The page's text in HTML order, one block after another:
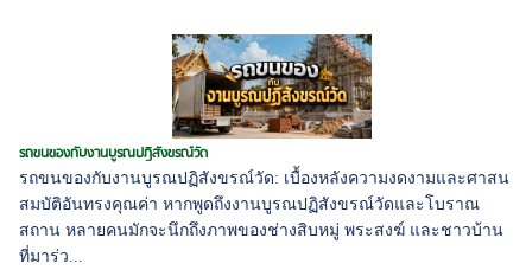
รถขนของกับงานบูรณปฏิสังขรณ์วัด
รถขนของกับงานบูรณปฏิสังขรณ์วัด: เบื้องหลังความงดงามและศาสน
สมบัติอันทรงคุณค่า หากพูดถึงงานบูรณปฏิสังขรณ์วัดและโบราณ
สถาน หลายคนมักจะนึกถึงภาพของช่างสิบหมู่ พระสงฆ์ และชาวบ้าน
ที่มาร่ว...